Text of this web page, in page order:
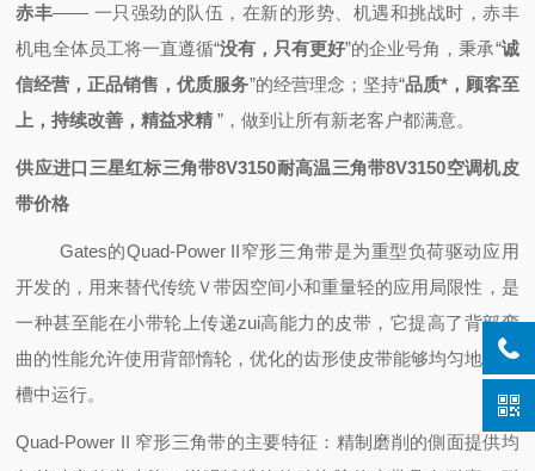
赤丰—— 一只强劲的队伍， 在新的形势、机遇和挑战时，赤丰
机电全体员工将一直遵循“没有，只有更好”的企业号角，秉承“诚
信经营，正品销售，优质服务”的经营理念；坚持“品质*，顾客至
上，持续改善，精益求精 ”，做到让所有新老客户都满意。
供应进口三星红标三角带8V3150耐高温三角带8V3150空调机皮
带价格
Gates的Quad-Power II窄形三角带是为重型负荷驱动应用
开发的，用来替代传统Ｖ带因空间小和重量轻的应用局限性，是
一种甚至能在小带轮上传递zui高能力的皮带，它提高了背部弯
曲的性能允许使用背部惰轮，优化的齿形使皮带能够均匀地在轮
槽中运行。
Quad-Power II 窄形三角带的主要特征：精制磨削的側面提供均